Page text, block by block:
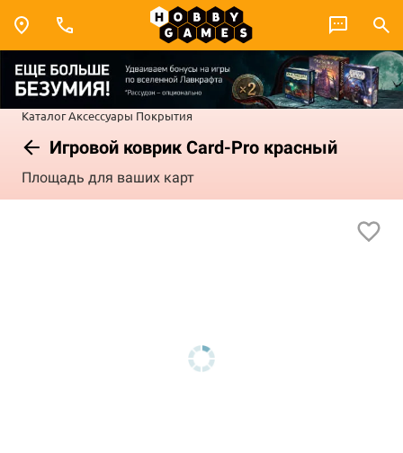
КаталогАксессуары Покрытия
Игровой коврик Card-Pro красный
Площадь для ваших карт